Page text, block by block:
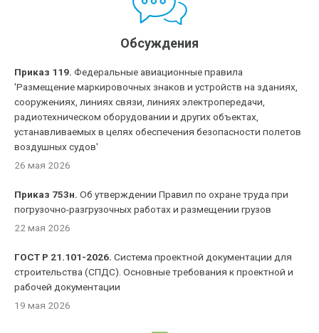
Обсуждения
Приказ 119. Федеральные авиационные правила
'Размещение маркировочных знаков и устройств на зданиях,
сооружениях, линиях связи, линиях электропередачи,
радиотехническом оборудовании и других объектах,
устанавливаемых в целях обеспечения безопасности полетов
воздушных судов'
26 мая 2026
Приказ 753н. Об утверждении Правил по охране труда при
погрузочно-разгрузочных работах и размещении грузов
22 мая 2026
ГОСТ Р 21.101-2026. Система проектной документации для
строительства (СПДС). Основные требования к проектной и
рабочей документации
19 мая 2026